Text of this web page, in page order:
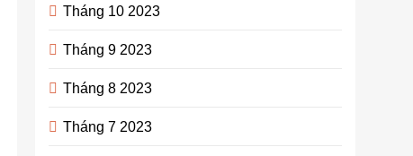
Tháng 10 2023
Tháng 9 2023
Tháng 8 2023
Tháng 7 2023